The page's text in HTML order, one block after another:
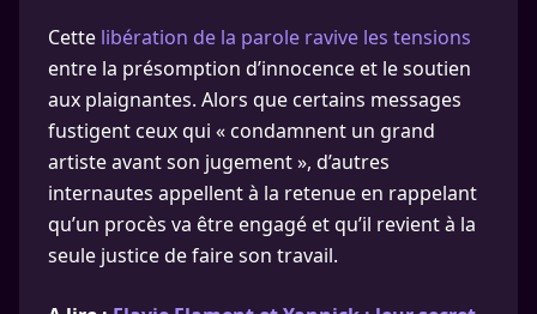
Cette libération de la parole ravive les tensions
entre la présomption d’innocence et le soutien
aux plaignantes. Alors que certains messages
fustigent ceux qui « condamnent un grand
artiste avant son jugement », d’autres
internautes appellent à la retenue en rappelant
qu’un procès va être engagé et qu’il revient à la
seule justice de faire son travail.